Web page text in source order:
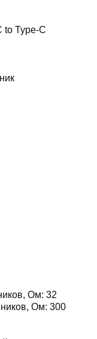
to Type-C
Ом: 32
Ом: 300